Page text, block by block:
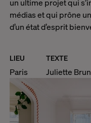
un ultime projet qui
médias et qui prône
d’un état d’esprit
LIEU
Paris
TEXTE
Juliette